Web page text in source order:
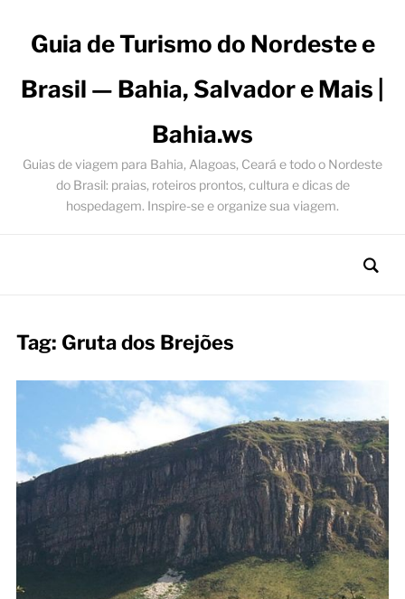
Guia de Turismo do Nordeste e
Brasil — Bahia, Salvador e Mais |
Bahia.ws
Guias de viagem para Bahia, Alagoas, Ceará e todo o Nordeste
do Brasil: praias, roteiros prontos, cultura e dicas de
hospedagem. Inspire-se e organize sua viagem.
Tag: Gruta dos Brejões